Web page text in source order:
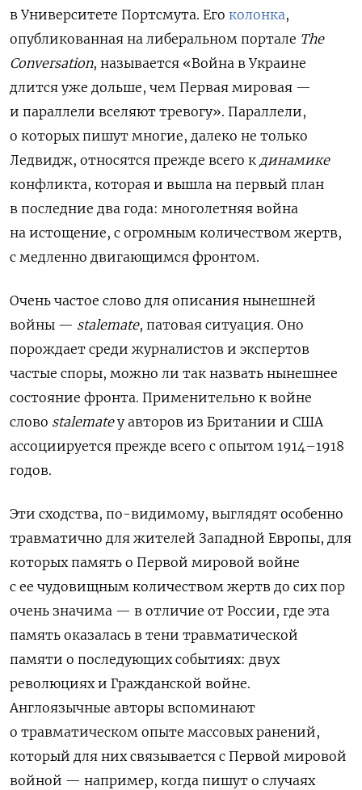
в Университете Портсмута. Его колонка,
опубликованная на либеральном портале The
Conversation, называется «Война в Украине
длится уже дольше, чем Первая мировая —
и параллели вселяют тревогу». Параллели,
о которых пишут многие, далеко не только
Ледвидж, относятся прежде всего к динамике
конфликта, которая и вышла на первый план
в последние два года: многолетняя война
на истощение, с огромным количеством жертв,
с медленно двигающимся фронтом.
Очень частое слово для описания нынешней
войны — stalemate, патовая ситуация. Оно
порождает среди журналистов и экспертов
частые споры, можно ли так назвать нынешнее
состояние фронта. Применительно к войне
слово stalemateу авторов из Британии и США
ассоциируется прежде всего с опытом 1914–1918
годов.
Эти сходства, по-видимому, выглядят особенно
травматично для жителей Западной Европы, для
которых память о Первой мировой войне
с ее чудовищным количеством жертв до сих пор
очень значима — в отличие от России, где эта
память оказалась в тени травматической
памяти о последующих событиях: двух
революциях и Гражданской войне.
Англоязычные авторы вспоминают
о травматическом опыте массовых ранений,
который для них связывается с Первой мировой
войной — например, когда пишут о случаях